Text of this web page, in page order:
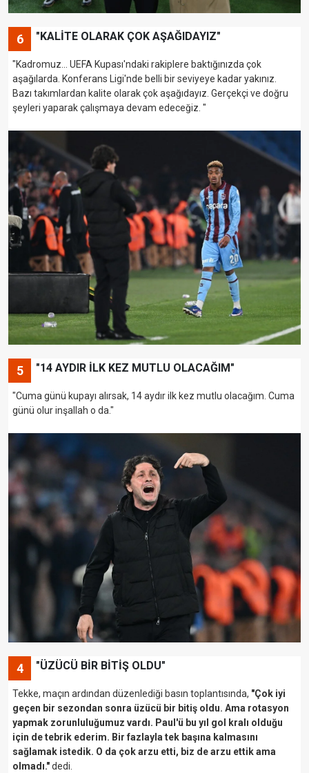
6 "KALİTE OLARAK ÇOK AŞAĞIDAYIZ"
"Kadromuz... UEFA Kupası'ndaki rakiplere baktığınızda çok
aşağılarda. Konferans Ligi'nde belli bir seviyeye kadar yakınız.
Bazı takımlardan kalite olarak çok aşağıdayız. Gerçekçi ve doğru
şeyleri yaparak çalışmaya devam edeceğiz. "
5 "14 AYDIR İLK KEZ MUTLU OLACAĞIM"
"Cuma günü kupayı alırsak, 14 aydır ilk kez mutlu olacağım. Cuma
günü olur inşallah o da."
4 "ÜZÜCÜ BİR BİTİŞ OLDU"
Tekke, maçın ardından düzenlediği basın toplantısında, "Çok iyi
geçen bir sezondan sonra üzücü bir bitiş oldu. Ama rotasyon
yapmak zorunluluğumuz vardı. Paul'ü bu yıl gol kralı olduğu
için de tebrik ederim. Bir fazlayla tek başına kalmasını
sağlamak istedik. O da çok arzu etti, biz de arzu ettik ama
olmadı."dedi.